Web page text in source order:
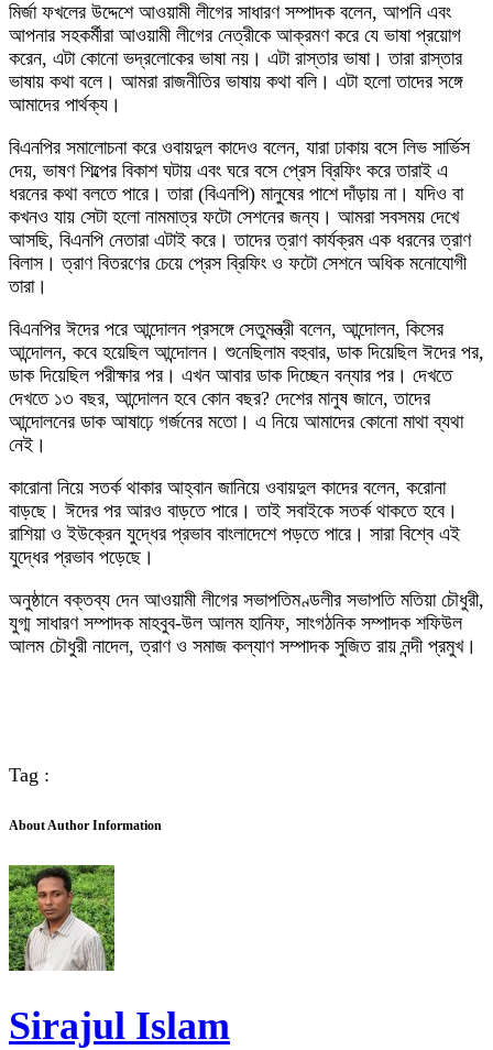
মির্জা ফখলের উদ্দেশে আওয়ামী লীগের সাধারণ সম্পাদক বলেন, আপনি এবং
আপনার সহকর্মীরা আওয়ামী লীগের নেত্রীকে আক্রমণ করে যে ভাষা প্রয়োগ
করেন, এটা কোনো ভদ্রলোকের ভাষা নয়। এটা রাস্তার ভাষা। তারা রাস্তার
ভাষায় কথা বলে। আমরা রাজনীতির ভাষায় কথা বলি। এটা হলো তাদের সঙ্গে
আমাদের পার্থক্য।
বিএনপির সমালোচনা করে ওবায়দুল কাদেও বলেন, যারা ঢাকায় বসে লিভ সার্ভিস
দেয়, ভাষণ শিল্পের বিকাশ ঘটায় এবং ঘরে বসে প্রেস ব্রিফিং করে তারাই এ
ধরনের কথা বলতে পারে। তারা (বিএনপি) মানুষের পাশে দাঁড়ায় না। যদিও বা
কখনও যায় সেটা হলো নামমাত্র ফটো সেশনের জন্য। আমরা সবসময় দেখে
আসছি, বিএনপি নেতারা এটাই করে। তাদের ত্রাণ কার্যক্রম এক ধরনের ত্রাণ
বিলাস। ত্রাণ বিতরণের চেয়ে প্রেস ব্রিফিং ও ফটো সেশনে অধিক মনোযোগী
তারা।
বিএনপির ঈদের পরে আন্দোলন প্রসঙ্গে সেতুমন্ত্রী বলেন, আন্দোলন, কিসের
আন্দোলন, কবে হয়েছিল আন্দোলন। শুনেছিলাম বহুবার, ডাক দিয়েছিল ঈদের পর,
ডাক দিয়েছিল পরীক্ষার পর। এখন আবার ডাক দিচ্ছেন বন্যার পর। দেখতে
দেখতে ১৩ বছর, আন্দোলন হবে কোন বছর? দেশের মানুষ জানে, তাদের
আন্দোলনের ডাক আষাঢ়ে গর্জনের মতো। এ নিয়ে আমাদের কোনো মাথা ব্যথা
নেই।
কারোনা নিয়ে সতর্ক থাকার আহ্বান জানিয়ে ওবায়দুল কাদের বলেন, করোনা
বাড়ছে। ঈদের পর আরও বাড়তে পারে। তাই সবাইকে সতর্ক থাকতে হবে।
রাশিয়া ও ইউক্রেন যুদ্ধের প্রভাব বাংলাদেশে পড়তে পারে। সারা বিশ্বে এই
যুদ্ধের প্রভাব পড়েছে।
অনুষ্ঠানে বক্তব্য দেন আওয়ামী লীগের সভাপতিমণ্ডলীর সভাপতি মতিয়া চৌধুরী,
যুগ্ম সাধারণ সম্পাদক মাহবুব-উল আলম হানিফ, সাংগঠনিক সম্পাদক শফিউল
আলম চৌধুরী নাদেল, ত্রাণ ও সমাজ কল্যাণ সম্পাদক সুজিত রায় নন্দী প্রমুখ।
Tag :
About Author Information
Sirajul Islam